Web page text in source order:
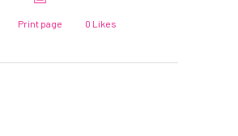
Print page 0 Likes